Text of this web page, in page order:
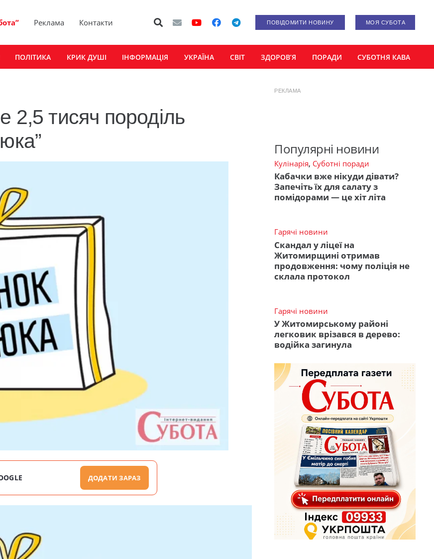
Реклама Контакти ПОВІДОМИТИ НОВИНУ МОЯ СУБОТА
ПОЛІТИКА КРИК ДУШІ ІНФОРМАЦІЯ УКРАЇНА СВІТ ЗДОРОВ’Я ПОРАДИ СУБОТНЯ КАВА
тисяч породіль
ДОДАТИ ЗАРАЗ
РЕКЛАМА
Популярні новини
Кулінарія, Суботні поради
Кабачки вже нікуди дівати?
Запечіть їх для салату з
помідорами — це хіт літа
Гарячі новини
Скандал у ліцеї на
Житомирщині отримав
продовження: чому поліція не
склала протокол
Гарячі новини
У Житомирському районі
легковик врізався в дерево:
водійка загинула